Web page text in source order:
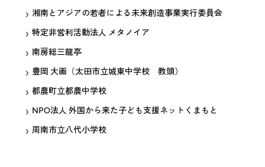
湘南とアジアの若者による未来創造事業実行委員会
特定非営利活動法人 メタノイア
南房総三龍亭
豊岡 大画（太田市立城東中学校 教頭）
都農町立都農中学校
NPO法人 外国から来た子ども支援ネットくまもと
周南市立八代小学校